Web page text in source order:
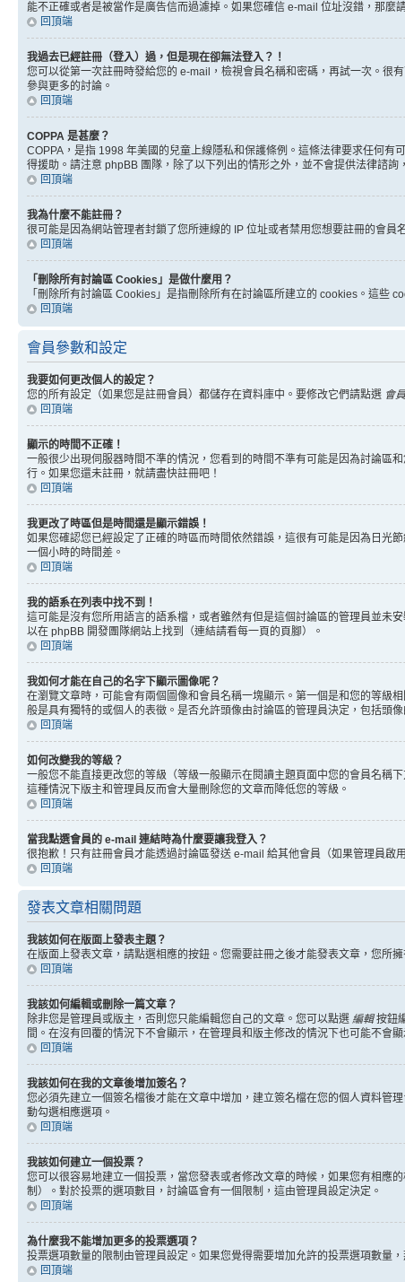
能不正確或者是被當作是廣告信而過濾掉。如果您確信 e-mail 位址沒錯，那麼
回頂端
我過去已經註冊（登入）過，但是現在卻無法登入？！
您可以從第一次註冊時發給您的 e-mail，檢視會員名稱和密碼，再試一次。很
參與更多的討論。
回頂端
COPPA 是甚麼？
COPPA，是指 1998 年美國的兒童上線隱私和保護條例。這條法律要求任何
得援助。請注意 phpBB 團隊，除了以下列出的情形之外，並不會提供法律諮詢
回頂端
我為什麼不能註冊？
很可能是因為網站管理者封鎖了您所連線的 IP 位址或者禁用您想要註冊的會
回頂端
「刪除所有討論區 Cookies」是做什麼用？
「刪除所有討論區 Cookies」是指刪除所有在討論區所建立的 cookies。這些
回頂端
會員參數和設定
我要如何更改個人的設定？
您的所有設定（如果您是註冊會員）都儲存在資料庫中。要修改它們請點選 會
回頂端
顯示的時間不正確！
一般很少出現伺服器時間不準的情況，您看到的時間不準有可能是因為討論區
行。如果您還未註冊，就請盡快註冊吧！
回頂端
我更改了時區但是時間還是顯示錯誤！
如果您確認您已經設定了正確的時區而時間依然錯誤，這很有可能是因為日光
一個小時的時間差。
回頂端
我的語系在列表中找不到！
這可能是沒有您所用語言的語系檔，或者雖然有但是這個討論區的管理員並未
以在 phpBB 開發團隊網站上找到（連結請看每一頁的頁腳）。
回頂端
我如何才能在自己的名字下顯示圖像呢？
在瀏覽文章時，可能會有兩個圖像和會員名稱一塊顯示。第一個是和您的等級
般是具有獨特的或個人的表徵。是否允許頭像由討論區的管理員決定，包括頭
回頂端
如何改變我的等級？
一般您不能直接更改您的等級（等級一般顯示在閱讀主題頁面中您的會員名稱
這種情況下版主和管理員反而會大量刪除您的文章而降低您的等級。
回頂端
當我點選會員的 e-mail 連結時為什麼要讓我登入？
很抱歉！只有註冊會員才能透過討論區發送 e-mail 給其他會員（如果管理員
回頂端
發表文章相關問題
我該如何在版面上發表主題？
在版面上發表文章，請點選相應的按鈕。您需要註冊之後才能發表文章，您所
回頂端
我該如何編輯或刪除一篇文章？
除非您是管理員或版主，否則您只能編輯您自己的文章。您可以點選 編輯按鈕
間。在沒有回覆的情況下不會顯示，在管理員和版主修改的情況下也可能不會
回頂端
我該如何在我的文章後增加簽名？
您必須先建立一個簽名檔後才能在文章中增加，建立簽名檔在您的個人資料管
動勾選相應選項。
回頂端
我該如何建立一個投票？
您可以很容易地建立一個投票，當您發表或者修改文章的時候，如果您有相應
制）。對於投票的選項數目，討論區會有一個限制，這由管理員設定決定。
回頂端
為什麼我不能增加更多的投票選項？
投票選項數量的限制由管理員設定。如果您覺得需要增加允許的投票選項數量，
回頂端